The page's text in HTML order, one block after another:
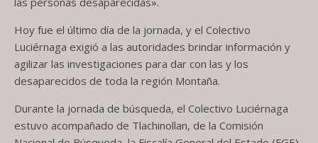
Hoy fue el último día de la jornada, y el Colectivo
Luciérnaga exigió a las autoridades brindar información y
agilizar las investigaciones para dar con las y los
desaparecidos de toda la región Montaña.
Durante la jornada de búsqueda, el Colectivo Luciérnaga
estuvo acompañado de Tlachinollan, de la Comisión